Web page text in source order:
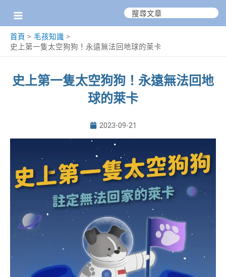
搜
首頁
毛孩知識
史上第一隻太空狗狗！永遠無法回地球的萊卡
史上第一隻太空狗狗！永遠無法回地
球的萊卡
2023-09-21